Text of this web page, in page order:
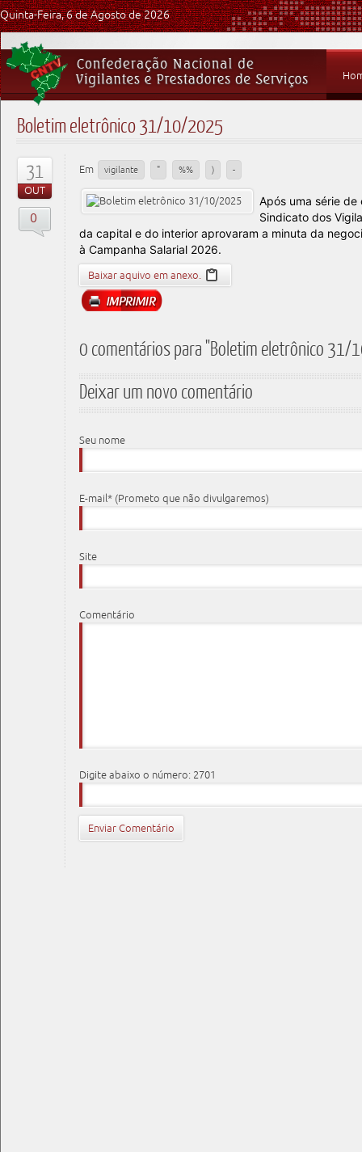
Quinta-Feira, 6 de Agosto de 2026
Boletim eletrônico 31/10/2025
31
OUT
0
Em vigilante " %% ) -
Após uma série
Sindicato dos
da capital e do interior aprovaram a minuta da
à Campanha Salarial 2026.
Baixar aquivo em anexo.
0 comentários para "Boletim eletrônico
Deixar um novo comentário
Seu nome
E-mail* (Prometo que não divulgaremos)
Site
Comentário
Digite abaixo o número: 2701